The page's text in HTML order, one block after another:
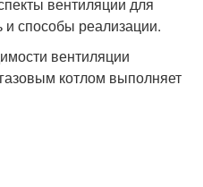
и способы реализации.
вентиляции
котлом выполняет